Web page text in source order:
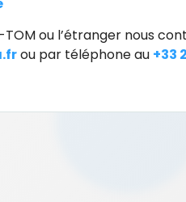
TOM ou l’étranger nous
ou par téléphone au +33